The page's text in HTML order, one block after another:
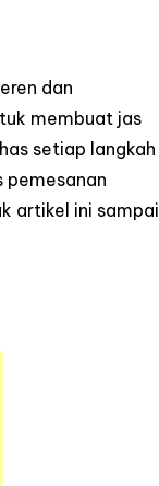
dan
membuat jas
setiap langkah
pemesanan
artikel ini sampai